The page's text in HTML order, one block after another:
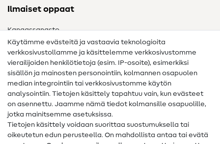
Ilmaiset oppaat
Kangassanasto
Ompelusanasto
Ompeluohjeet
Apua ja yhteystiedot
Yhteystiedot
Tietoa omistajanvaihdoksesta
FAQ
Käytämme evästeitä ja vastaavia teknologioita
verkkosivustollamme ja käsittelemme verkkosivustomme
vierailijoiden henkilötietoja (esim. IP-osoite), esimerkiksi
sisällön ja mainosten personointiin, kolmannen osapuolen
median integrointiin tai verkkosivustomme käytön
analysointiin. Tietojen käsittely tapahtuu vain, kun evästeet
on asennettu. Jaamme nämä tiedot kolmansille osapuolille,
jotka mainitsemme asetuksissa.
Tietojen käsittely voidaan suorittaa suostumuksella tai
oikeutetun edun perusteella. On mahdollista antaa tai evätä